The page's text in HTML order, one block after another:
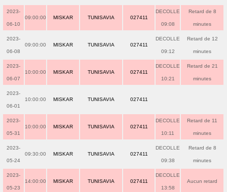
2023-
06-10
09:00:00 MISKAR TUNISAVIA 027411
DECOLLE
09:08
Retard de 8
minutes
2023-
06-08
09:00:00 MISKAR TUNISAVIA 027411
DECOLLE
09:12
Retard de 12
minutes
2023-
06-07
10:00:00 MISKAR TUNISAVIA 027411
DECOLLE
10:21
Retard de 21
minutes
2023-
06-01
10:00:00 MISKAR TUNISAVIA 027411
2023-
05-31
10:00:00 MISKAR TUNISAVIA 027411
DECOLLE
10:11
Retard de 11
minutes
2023-
05-24
09:30:00 MISKAR TUNISAVIA 027411
DECOLLE
09:38
Retard de 8
minutes
2023-
05-23
14:00:00 MISKAR TUNISAVIA 027411
DECOLLE
13:58
Aucun retard